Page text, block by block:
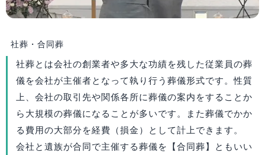
社葬・合同葬
社葬とは会社の創業者や多大な功績を残した従業員の葬
儀を会社が主催者となって執り行う葬儀形式です。性質
上、会社の取引先や関係各所に葬儀の案内をすることか
ら大規模の葬儀になることが多いです。また葬儀でかか
る費用の大部分を経費（損金）として計上できます。
会社と遺族が合同で主催する葬儀を【合同葬】ともいい